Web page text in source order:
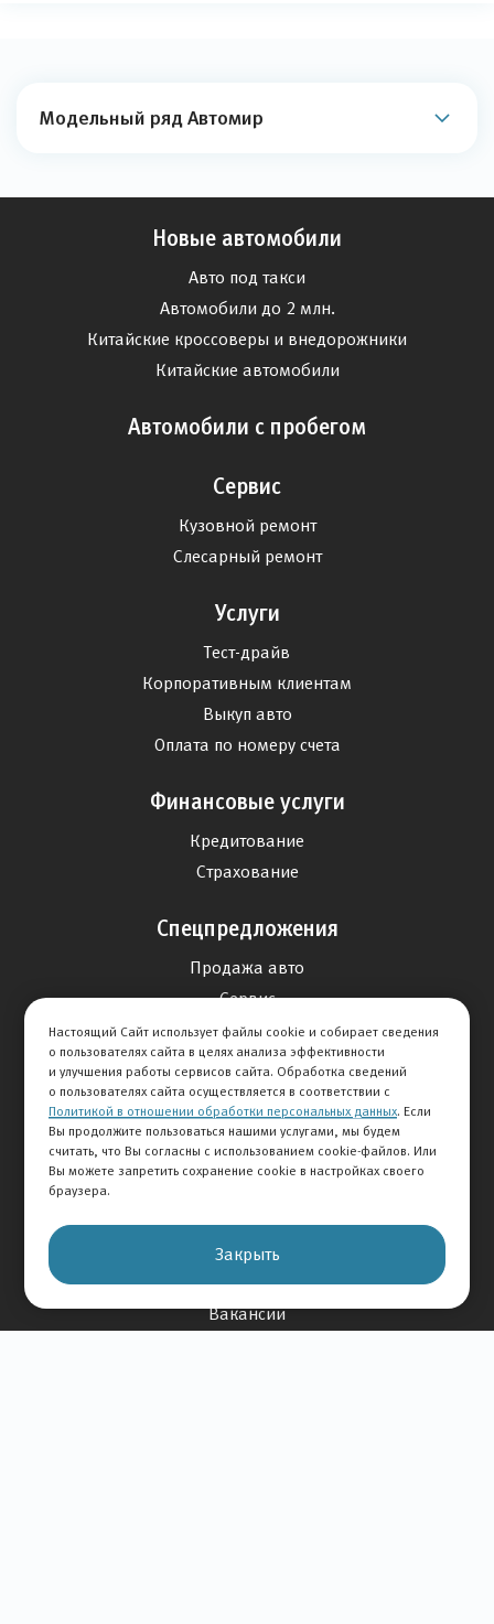
Модельный ряд Автомир
Новые автомобили
Авто под такси
Автомобили до 2 млн.
Китайские кроссоверы и внедорожники
Китайские автомобили
Автомобили с пробегом
Сервис
Кузовной ремонт
Слесарный ремонт
Услуги
Тест-драйв
Корпоративным клиентам
Выкуп авто
Оплата по номеру счета
Финансовые услуги
Кредитование
Страхование
Спецпредложения
Продажа авто
Сервис
Дисконтная программа
Отзывы
Оставить отзыв
Отзывы на авто
О Компании
История Компании
Вакансии
Настоящий Сайт использует файлы cookie и собирает сведения
о пользователях сайта в целях анализа эффективности
и улучшения работы сервисов сайта. Обработка сведений
о пользователях сайта осуществляется в соответствии с
Политикой в отношении обработки персональных данных. Если
Вы продолжите пользоваться нашими услугами, мы будем
считать, что Вы согласны с использованием cookie-файлов. Или
Вы можете запретить сохранение cookie в настройках своего
браузера.
Закрыть